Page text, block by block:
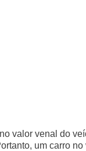
valor venal do
um carro